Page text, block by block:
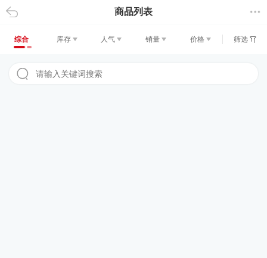
返回 商品列表
综合 库存 人气 销量 价格 筛选